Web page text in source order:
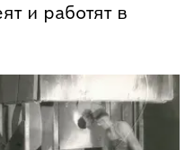
и работят в